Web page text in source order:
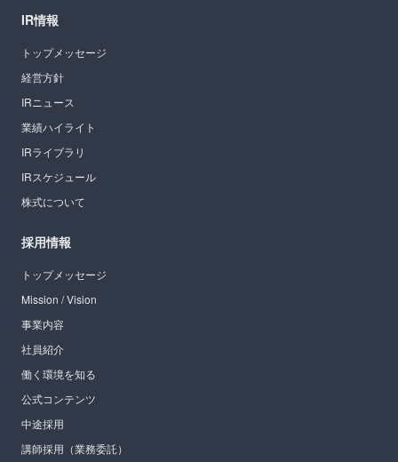
IR情報
トップメッセージ
経営方針
IRニュース
業績ハイライト
IRライブラリ
IRスケジュール
株式について
採用情報
トップメッセージ
Mission / Vision
事業内容
社員紹介
働く環境を知る
公式コンテンツ
中途採用
講師採用（業務委託）